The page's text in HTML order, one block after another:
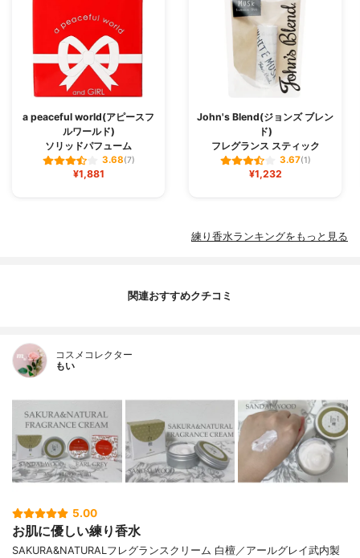
a peaceful world(アピースフ
ルワールド)
ソリッドパフューム
3.68(7)
¥1,881
John's Blend(ジョンズ ブレン
ド)
フレグランス スティック
3.67(1)
¥1,232
練り香水ランキングをもっと見る
関連おすすめクチコミ
コスメコレクター
もい
5.00
お肌に優しい練り香水
SAKURA&NATURALフレグランスクリーム 白檀／アールグレイ武内製